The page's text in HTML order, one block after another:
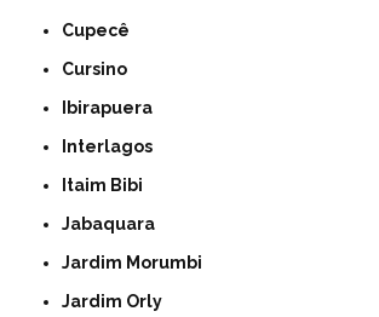
Cupecê
Cursino
Ibirapuera
Interlagos
Itaim Bibi
Jabaquara
Jardim Morumbi
Jardim Orly